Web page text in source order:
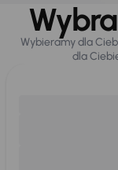
Wybieramy dla
dla